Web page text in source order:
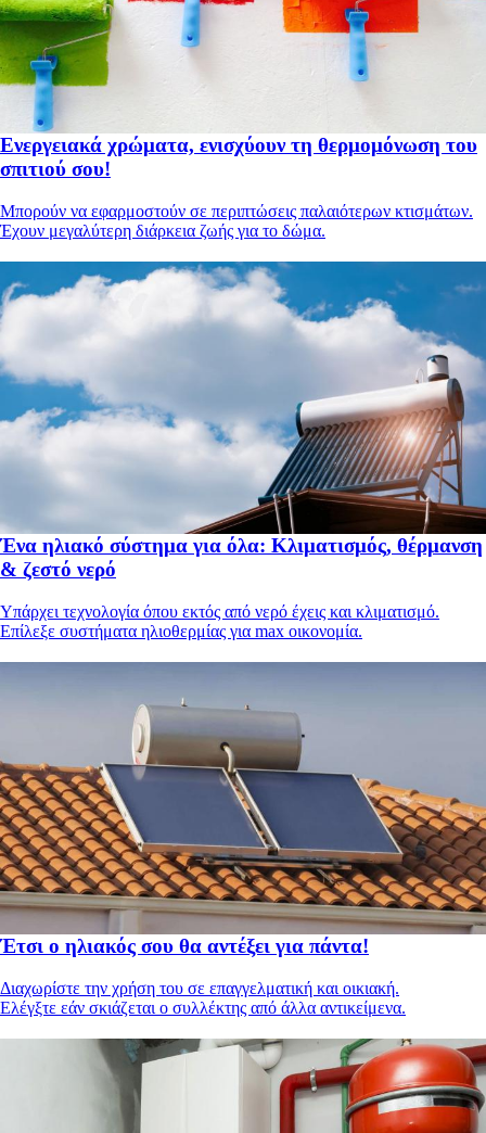
Ενεργειακά χρώματα, ενισχύουν τη θερμομόνωση του
σπιτιού σου!
Μπορούν να εφαρμοστούν σε περιπτώσεις παλαιότερων κτισμάτων.
Έχουν μεγαλύτερη διάρκεια ζωής για το δώμα.
Ένα ηλιακό σύστημα για όλα: Κλιματισμός, θέρμανση
& ζεστό νερό
Υπάρχει τεχνολογία όπου εκτός από νερό έχεις και κλιματισμό.
Επίλεξε συστήματα ηλιοθερμίας για max οικονομία.
Έτσι ο ηλιακός σου θα αντέξει για πάντα!
Διαχωρίστε την χρήση του σε επαγγελματική και οικιακή.
Ελέγξτε εάν σκιάζεται ο συλλέκτης από άλλα αντικείμενα.